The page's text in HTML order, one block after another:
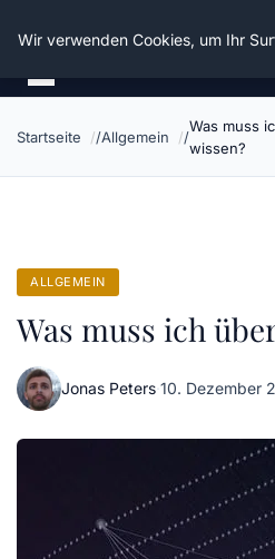
Die Schnitter
Startseite Allgemein
Was muss
wissen?
ALLGEMEIN
Was muss ich
Jonas Peters·10. Dezember
Wir verwenden Cookies, um Ihr